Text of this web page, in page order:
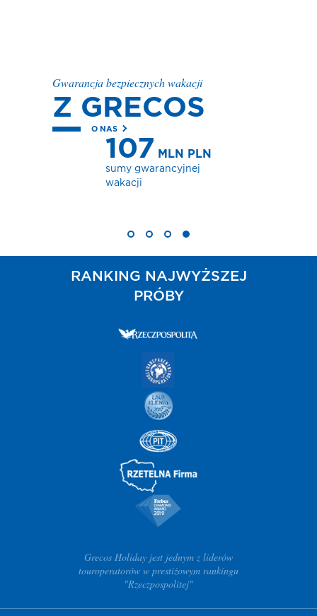
Gwarancja bezpiecznych wakacji
Z GRECOS
O NAS
107 MLN PLN
sumy gwarancyjnej
wakacji
RANKING NAJWYŻSZEJ
PRÓBY
Grecos Holiday jest jednym z liderów
touroperatorów w prestiżowym rankingu
"Rzeczpospolitej"